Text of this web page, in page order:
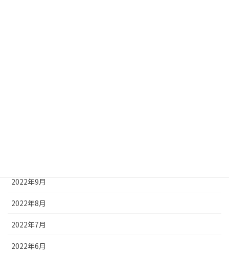
2022年9月
2022年8月
2022年7月
2022年6月